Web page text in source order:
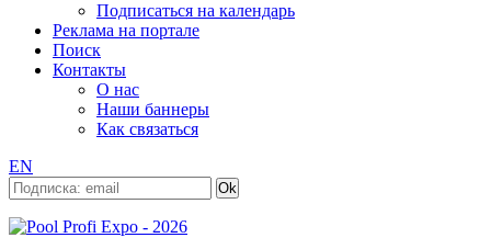
Подписаться на календарь
Реклама на портале
Поиск
Контакты
О нас
Наши баннеры
Как связаться
EN